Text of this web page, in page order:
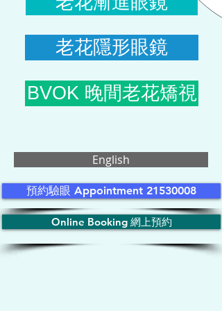
老花隱形眼鏡
BVOK 晚間老花矯視
English
預約驗眼 Appointment 21530008
Online Booking 網上預約